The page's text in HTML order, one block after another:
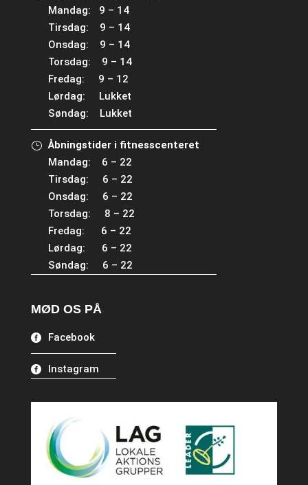
Mandag: 9 – 14
Tirsdag: 9 – 14
Onsdag: 9 – 14
Torsdag: 9 – 14
Fredag: 9 – 12
Lørdag: Lukket
Søndag: Lukket
Åbningstider i fitnesscenteret
Mandag: 6 – 22
Tirsdag: 6 – 22
Onsdag: 6 – 22
Torsdag: 8 – 22
Fredag: 6 – 22
Lørdag: 6 – 22
Søndag: 6 – 22
MØD OS PÅ
Facebook
Instagram